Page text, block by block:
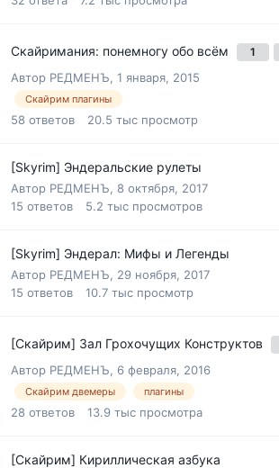
Скайримания: понемногу обо всём 1
Автор РЕДМЕНЪ, 1 января, 2015
Скайрим плагины
58 ответов 20.5 тыс просмотр
[Skyrim] Эндеральские рулеты
Автор РЕДМЕНЪ, 8 октября, 2017
15 ответов 5.2 тыс просмотров
[Skyrim] Эндерал: Мифы и Легенды
Автор РЕДМЕНЪ, 29 ноября, 2017
15 ответов 10.7 тыс просмотр
[Скайрим] Зал Грохочущих Конструктов
Автор РЕДМЕНЪ, 6 февраля, 2016
Скайрим двемеры плагины
28 ответов 13.9 тыс просмотра
[Скайрим] Кириллическая азбука